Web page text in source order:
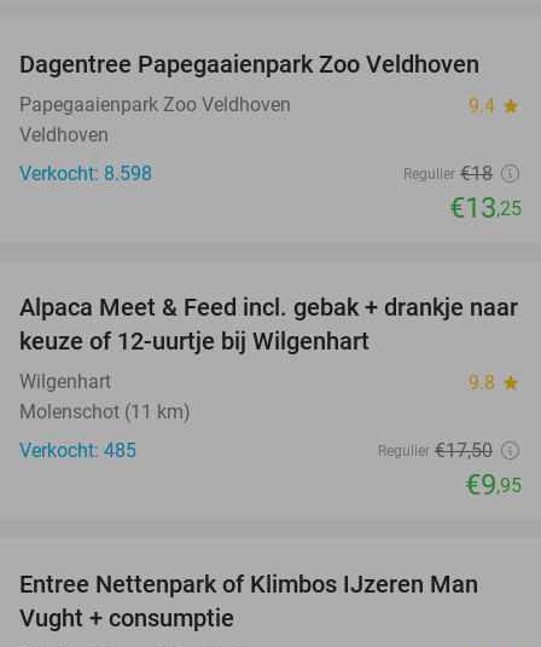
26%
Dagentree Papegaaienpark Zoo Veldhoven
Papegaaienpark Zoo Veldhoven 9.4 star
Veldhoven
Verkocht: 8.598
Regulier €18
€13,25
43%
Alpaca Meet & Feed incl. gebak + drankje naar
keuze of 12-uurtje bij Wilgenhart
Wilgenhart 9.8 star
Molenschot (11 km)
Verkocht: 485
Regulier €17,50
€9,95
29%
Entree Nettenpark of Klimbos IJzeren Man
Vught + consumptie